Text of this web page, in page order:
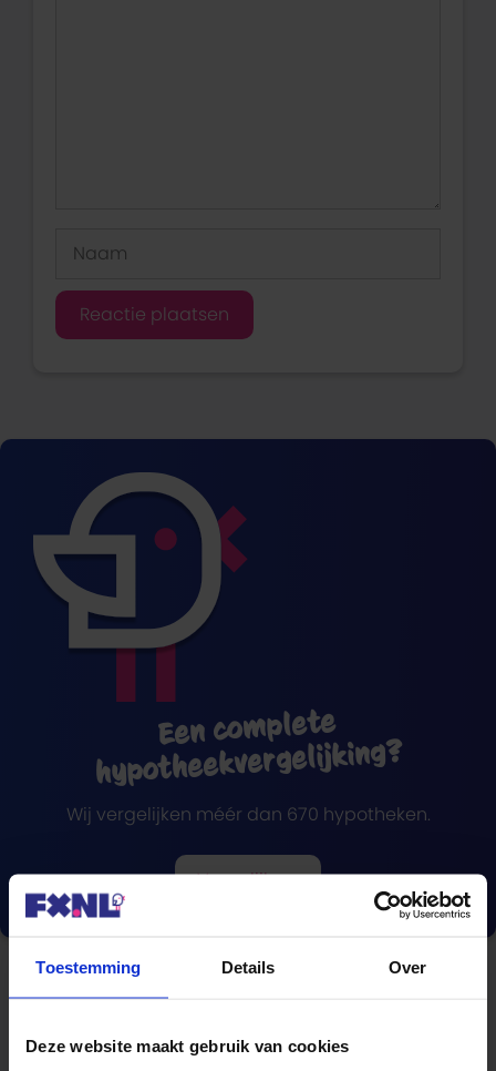
Toestemming Details Over
Deze website maakt gebruik van cookies
Naam
Een complete
hypotheekvergelijking?
Wij vergelijken méér dan 670 hypotheken.
Vergelijk nu
Blogcategorieën